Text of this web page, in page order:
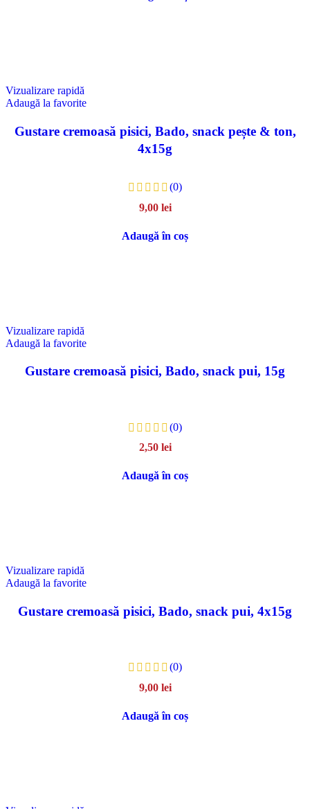
Vizualizare rapidă
Adaugă la favorite
Gustare cremoasă pisici, Bado, snack pește & ton,
4x15g
(0)
9,00 lei
Adaugă în coș
Vizualizare rapidă
Adaugă la favorite
Gustare cremoasă pisici, Bado, snack pui, 15g
(0)
2,50 lei
Adaugă în coș
Vizualizare rapidă
Adaugă la favorite
Gustare cremoasă pisici, Bado, snack pui, 4x15g
(0)
9,00 lei
Adaugă în coș